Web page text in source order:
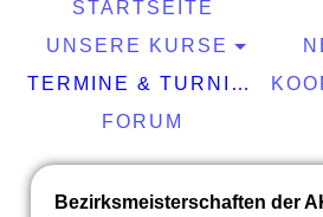
STARTSEITE
UNSERE KURSE
TERMINE & TURNIERE
FORUM
Bezirksmeisterschaften der